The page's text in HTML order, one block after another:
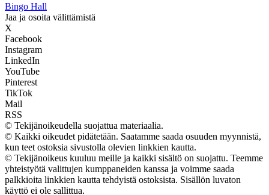
Bingo Hall
Jaa ja osoita välittämistä
X
Facebook
Instagram
LinkedIn
YouTube
Pinterest
TikTok
Mail
RSS
© Tekijänoikeudella suojattua materiaalia.
© Kaikki oikeudet pidätetään. Saatamme saada osuuden myynnistä,
kun teet ostoksia sivustolla olevien linkkien kautta.
© Tekijänoikeus kuuluu meille ja kaikki sisältö on suojattu. Teemme
yhteistyötä valittujen kumppaneiden kanssa ja voimme saada
palkkioita linkkien kautta tehdyistä ostoksista. Sisällön luvaton
käyttö ei ole sallittua.